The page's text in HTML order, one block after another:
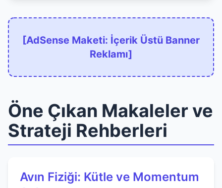
[AdSense Maketi: İçerik Üstü Banner
Reklamı]
Öne Çıkan Makaleler ve
Strateji Rehberleri
Avın Fiziği: Kütle ve Momentum